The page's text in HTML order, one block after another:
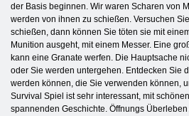
der Basis beginnen. Wir waren Scharen von
werden von ihnen zu schießen. Versuchen
schießen, dann können Sie töten sie mit
Munition ausgeht, mit einem Messer. Eine
kann eine Granate werfen. Die Hauptsache
oder Sie werden untergehen. Entdecken Sie
werden können, die Sie verwenden können,
Survival Spiel ist sehr interessant, mit
spannenden Geschichte. Öffnungs